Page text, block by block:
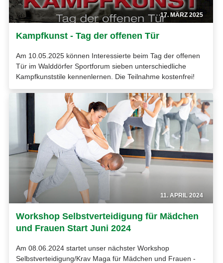
17. MÄRZ 2025
Kampfkunst - Tag der offenen Tür
Am 10.05.2025 können Interessierte beim Tag der offenen
Tür im Walddörfer Sportforum sieben unterschiedliche
Kampfkunststile kennenlernen. Die Teilnahme kostenfrei!
11. APRIL 2024
Workshop Selbstverteidigung für Mädchen
und Frauen Start Juni 2024
Am 08.06.2024 startet unser nächster Workshop
Selbstverteidigung/Krav Maga für Mädchen und Frauen -